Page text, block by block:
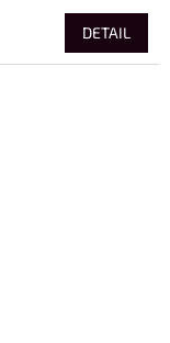
DETAIL